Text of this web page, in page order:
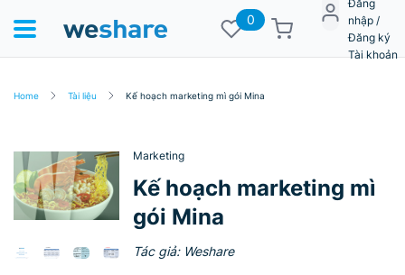
0
Đăng
nhập /
Đăng ký
Tài khoản
Home Tài liệu Kế hoạch marketing mì gói Mina
Marketing
Kế hoạch marketing mì
gói Mina
Tác giả: Weshare